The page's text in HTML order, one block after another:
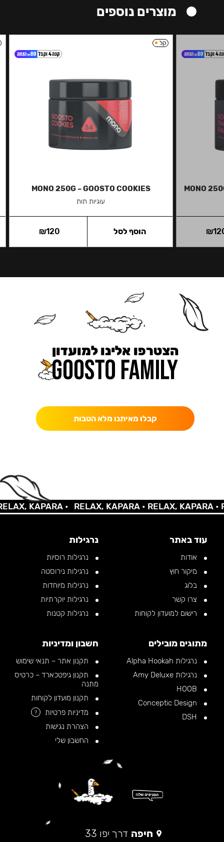
מוצרים נוספים
MONO
₪
קל
MONO 250G – GOOSTO COOKIES
עוגיות תות
₪120 הוסף לסל
הצטרפו אלינו למועדון
קבלו מאיתנו מלא הטבות
KAPARA • RELAX, KAPARA •RELAX, KAPARA •
עוד באתר
אודות
מיקור חוץ
בלוג
צרו קשר
רישום למועדון לקוחות
נרגילות
נרגילות רוסיות
נרגילות נירוסטה
נרגילות מיוחדות
נרגילות יוקרתיות
נרגילות קטנות
מתוגים מובילים
נרגילות Alpha Hookah
נרגילות Amy Deluxe
חשבון ומדיניות
תקנון אתר – תנאי שימוש
תקנון גיפטכארד – כרטיס
מתנה
תקנון מועדון לקוחות
מדיניות פרטיות
?
הצהרת נגישות
החשבון שלי
חיפה דרך יפו 33